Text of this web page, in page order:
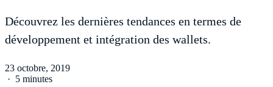
Découvrez les dernières tendances en termes de
développement et intégration des wallets.
23 octobre, 2019
· 5 minutes